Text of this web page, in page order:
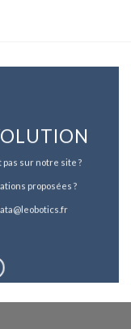
sur notre site ?
proposées ?